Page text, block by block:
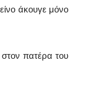
άκουγε μόνο
στον πατέρα του